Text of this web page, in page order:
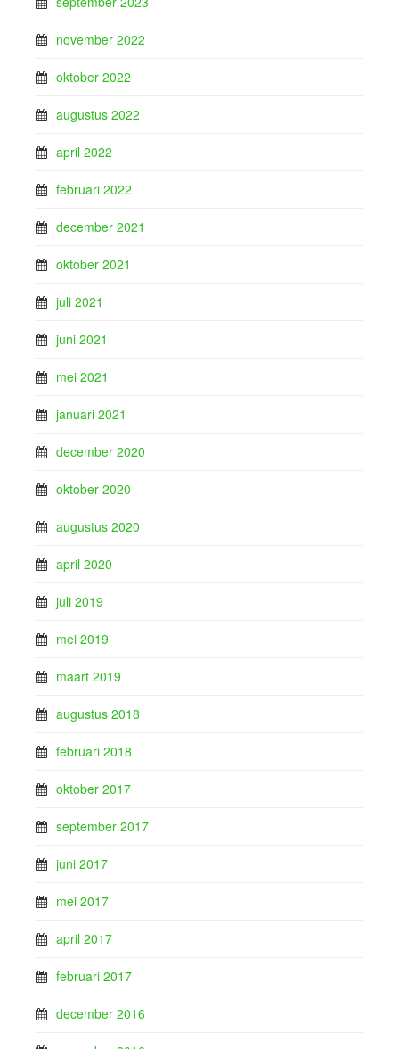
november 2022
oktober 2022
augustus 2022
april 2022
februari 2022
december 2021
oktober 2021
juli 2021
juni 2021
mei 2021
januari 2021
december 2020
oktober 2020
augustus 2020
april 2020
juli 2019
mei 2019
maart 2019
augustus 2018
februari 2018
oktober 2017
september 2017
juni 2017
mei 2017
april 2017
februari 2017
december 2016